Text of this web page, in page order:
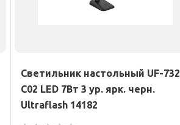
Светильник настольный UF-732
С02 LED 7Вт 3 ур. ярк. черн.
Ultraflash 14182